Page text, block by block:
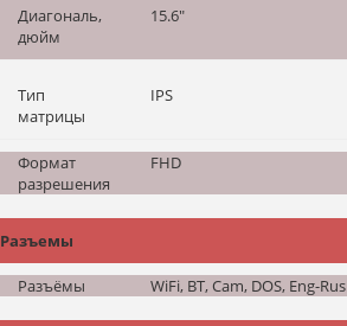
Диагональ,
дюйм
15.6"
Тип
матрицы
IPS
Формат
разрешения
FHD
Разъемы
Разъёмы WiFi, BT, Cam, DOS, Eng-Rus